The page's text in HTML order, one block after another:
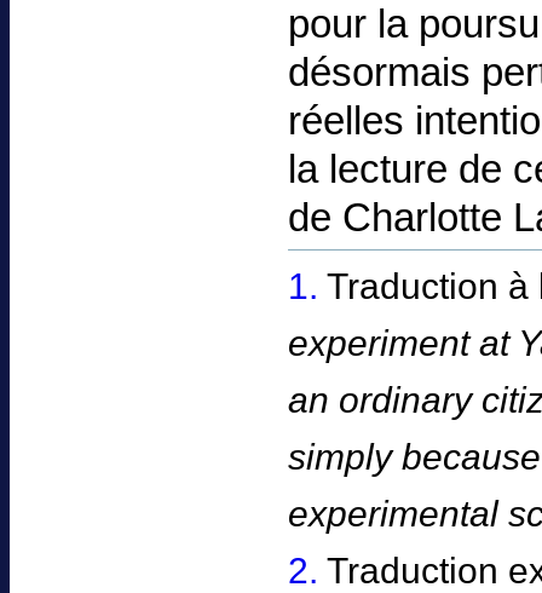
pour la
désormais
réelles
la lecture de
de Charlotte
1. Traduction
experiment at
an ordinary
simply
experimental
2. Traduction